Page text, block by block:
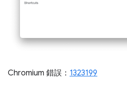
Chromium 錯誤： 1323199